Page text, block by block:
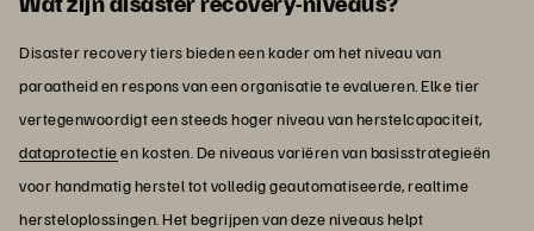
Disaster recovery tiers bieden een kader om het niveau van
paraatheid en respons van een organisatie te evalueren. Elke tier
vertegenwoordigt een steeds hoger niveau van herstelcapaciteit,
dataprotectieen kosten. De niveaus variëren van basisstrategieën
voor handmatig herstel tot volledig geautomatiseerde, realtime
hersteloplossingen. Het begrijpen van deze niveaus helpt